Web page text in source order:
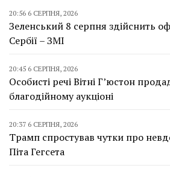
20:56 6 СЕРПНЯ, 2026
Зеленський 8 серпня здійснить
Сербії – ЗМІ
20:45 6 СЕРПНЯ, 2026
Особисті речі Вітні Г’юстон
благодійному аукціоні
20:37 6 СЕРПНЯ, 2026
Трамп спростував чутки про
Піта Гегсета